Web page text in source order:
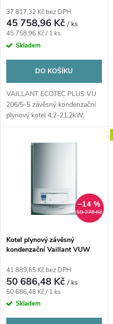
r
o
d
u
k
t
r
o
u
k
4,2-21,2kW bílá
37 817,32 Kč bez DPH
45 758,96 Kč/ ks
Měrná
cena:
45 758,96 Kč / 1 ks
Skladem
DO KOŠÍKU
VAILLANT ECOTEC PLUS VU
206/5-5 závěsný kondenzační
plynový kotel 4,2-21,2kW,
odtah spalin...
59 278 Kč
–14 %
Kotel plynový závěsný
kondenzační Vaillant VUW
4,2-21,2kW bílá
41 889,65 Kč bez DPH
50 686,48 Kč/ ks
Měrná
cena:
50 686,48 Kč / 1 ks
Skladem